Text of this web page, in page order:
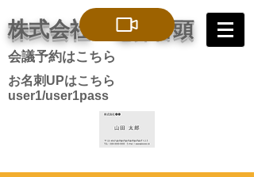
株式会社 電算番頭
会議予約はこちら
お名刺UPはこちら
user1/user1pass